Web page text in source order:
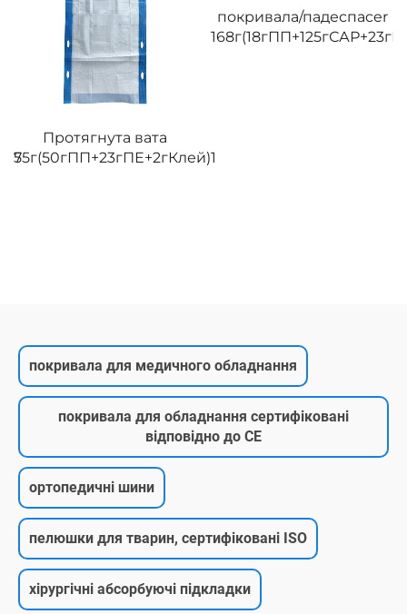
покривала/падеспacer
168г(18гПП+125гСАР+23гПЕ)1
покривала для медичного обладнання
покривала для обладнання сертифіковані
відповідно до CE
ортопедичні шини
пелюшки для тварин, сертифіковані ISO
хірургічні абсорбуючі підкладки